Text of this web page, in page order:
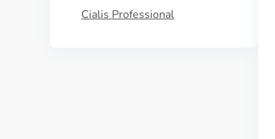
Cialis Professional